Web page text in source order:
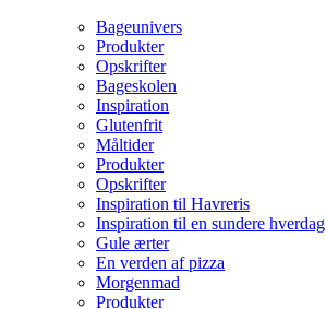
Bageunivers
Produkter
Opskrifter
Bageskolen
Inspiration
Glutenfrit
Måltider
Produkter
Opskrifter
Inspiration til Havreris
Inspiration til en sundere hverdag
Gule ærter
En verden af pizza
Morgenmad
Produkter